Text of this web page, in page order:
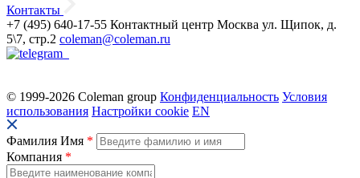
Контакты
+7 (495) 640-17-55 Контактный центр Москва ул. Щипок, д.
5\7, стр.2 coleman@coleman.ru
© 1999-2026 Coleman group Конфиденциальность Условия
использования Настройки cookie EN
Фамилия Имя *
Компания *